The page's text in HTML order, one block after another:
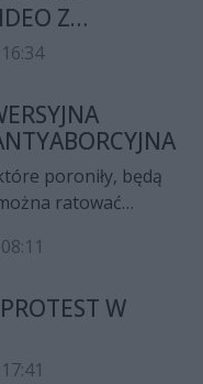
life, które przy
Z
W RADOMIU
poroniły, będą
ratować
Czy badania
antyaborcyjnej
Irminą Boniecką z
do Życia.
W